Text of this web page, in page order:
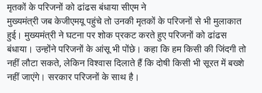
मृतकों के परिजनों को ढांढस बंधाया सीएम ने
मुख्यमंत्री जब केजीएमयू पहुंचे तो उनकी मृतकों के परिजनों से भी मुलाकात
हुई। मुख्यमंत्री ने घटना पर शोक प्रकट करते हुए परिजनों को ढांढस
बंधाया। उन्होंने परिजनों के आंसू भी पोंछे। कहा कि हम किसी की जिंदगी तो
नहीं लौटा सकते, लेकिन विश्वास दिलाते हैं कि दोषी किसी भी सूरत में बख्शे
नहीं जाएंगे। सरकार परिजनों के साथ है।